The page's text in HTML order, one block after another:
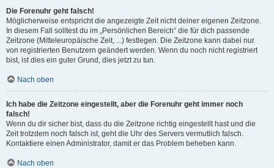
Die Forenuhr geht falsch!
Möglicherweise entspricht die angezeigte Zeit nicht deiner eigenen Zeitzone.
In diesem Fall solltest du im „Persönlichen Bereich“ die für dich passende
Zeitzone (Mitteleuropäische Zeit, ...) festlegen. Die Zeitzone kann dabei nur
von registrierten Benutzern geändert werden. Wenn du noch nicht registriert
bist, ist dies ein guter Grund, dies jetzt zu tun.
Nach oben
Ich habe die Zeitzone eingestellt, aber die Forenuhr geht immer noch
falsch!
Wenn du dir sicher bist, dass du die Zeitzone richtig eingestellt hast und die
Zeit trotzdem noch falsch ist, geht die Uhr des Servers vermutlich falsch.
Kontaktiere einen Administrator, damit er das Problem beheben kann.
Nach oben